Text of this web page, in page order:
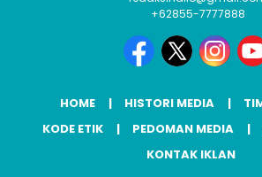
+62855-7777888
HOME HISTORI MEDIA
KODE ETIK
PEDOMAN MEDIA
KONTAK IKLAN